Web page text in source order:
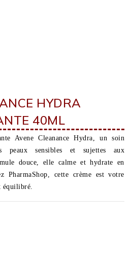
HYDRA
40ML
Avene Cleanance Hydra, un soin
peaux sensibles et sujettes aux
douce, elle calme et hydrate en
PharmaShop, cette crème est votre
équilibré.